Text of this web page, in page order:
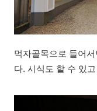
먹자골목으로 들어
다. 시식도 할 수 있